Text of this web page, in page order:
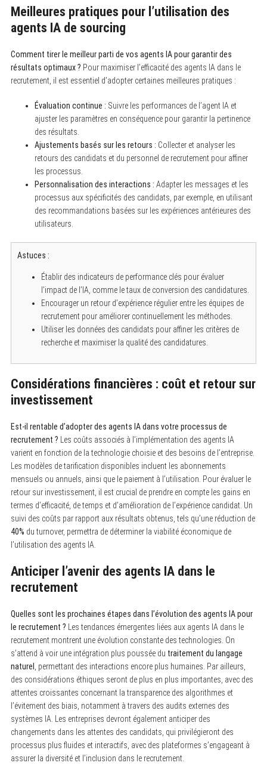
Meilleures pratiques pour l’utilisation des
agents IA de sourcing
Comment tirer le meilleur parti de vos agents IA pour garantir des
résultats optimaux ? Pour maximiser l’efficacité des agents IA dans le
recrutement, il est essentiel d’adopter certaines meilleures pratiques :
Évaluation continue : Suivre les performances de l’agent IA et
ajuster les paramètres en conséquence pour garantir la pertinence
des résultats.
Ajustements basés sur les retours : Collecter et analyser les
retours des candidats et du personnel de recrutement pour affiner
les processus.
Personnalisation des interactions : Adapter les messages et les
processus aux spécificités des candidats, par exemple, en utilisant
des recommandations basées sur les expériences antérieures des
utilisateurs.
Astuces :
Établir des indicateurs de performance clés pour évaluer
l’impact de l’IA, comme le taux de conversion des candidatures.
Encourager un retour d’expérience régulier entre les équipes de
recrutement pour améliorer continuellement les méthodes.
Utiliser les données des candidats pour affiner les critères de
recherche et maximiser la qualité des candidatures.
Considérations financières : coût et retour sur
investissement
Est-il rentable d’adopter des agents IA dans votre processus de
recrutement ? Les coûts associés à l’implémentation des agents IA
varient en fonction de la technologie choisie et des besoins de l’entreprise.
Les modèles de tarification disponibles incluent les abonnements
mensuels ou annuels, ainsi que le paiement à l’utilisation. Pour évaluer le
retour sur investissement, il est crucial de prendre en compte les gains en
termes d’efficacité, de temps et d’amélioration de l’expérience candidat. Un
suivi des coûts par rapport aux résultats obtenus, tels qu’une réduction de
40% du turnover, permettra de déterminer la viabilité économique de
l’utilisation des agents IA.
Anticiper l’avenir des agents IA dans le
recrutement
Quelles sont les prochaines étapes dans l’évolution des agents IA pour
le recrutement ? Les tendances émergentes liées aux agents IA dans le
recrutement montrent une évolution constante des technologies. On
s’attend à voir une intégration plus poussée du traitement du langage
naturel
, permettant des interactions encore plus humaines. Par ailleurs,
des considérations éthiques seront de plus en plus importantes, avec des
attentes croissantes concernant la transparence des algorithmes et
l’évitement des biais, notamment à travers des audits externes des
systèmes IA. Les entreprises devront également anticiper des
changements dans les attentes des candidats, qui privilégieront des
processus plus fluides et interactifs, avec des plateformes s’engageant à
assurer la diversité et l’inclusion dans le recrutement.